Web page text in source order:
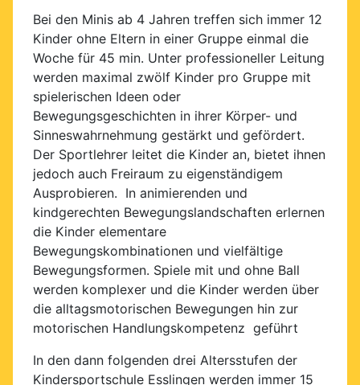
Bei den Minis ab 4 Jahren treffen sich immer 12
Kinder ohne Eltern in einer Gruppe einmal die
Woche für 45 min. Unter professioneller Leitung
werden maximal zwölf Kinder pro Gruppe mit
spielerischen Ideen oder
Bewegungsgeschichten in ihrer Körper- und
Sinneswahrnehmung gestärkt und gefördert.
Der Sportlehrer leitet die Kinder an, bietet ihnen
jedoch auch Freiraum zu eigenständigem
Ausprobieren. In animierenden und
kindgerechten Bewegungslandschaften erlernen
die Kinder elementare
Bewegungskombinationen und vielfältige
Bewegungsformen. Spiele mit und ohne Ball
werden komplexer und die Kinder werden über
die alltagsmotorischen Bewegungen hin zur
motorischen Handlungskompetenz geführt
In den dann folgenden drei Altersstufen der
Kindersportschule Esslingen werden immer 15